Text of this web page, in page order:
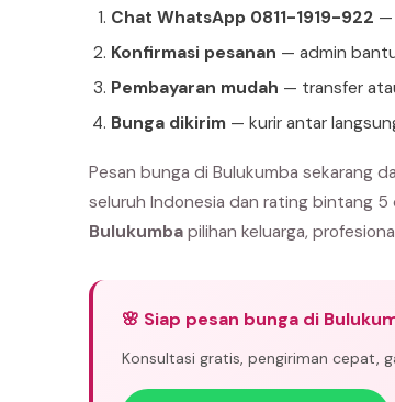
Chat WhatsApp 0811-1919-922 —
Konfirmasi pesanan — admin
Pembayaran mudah — transfer
Bunga dikirim — kurir antar
Pesan bunga di Bulukumba sekarang
seluruh Indonesia dan rating bintang 5
Bulukumba pilihan keluarga,
🌸 Siap pesan bunga di
Konsultasi gratis, pengiriman cepat,